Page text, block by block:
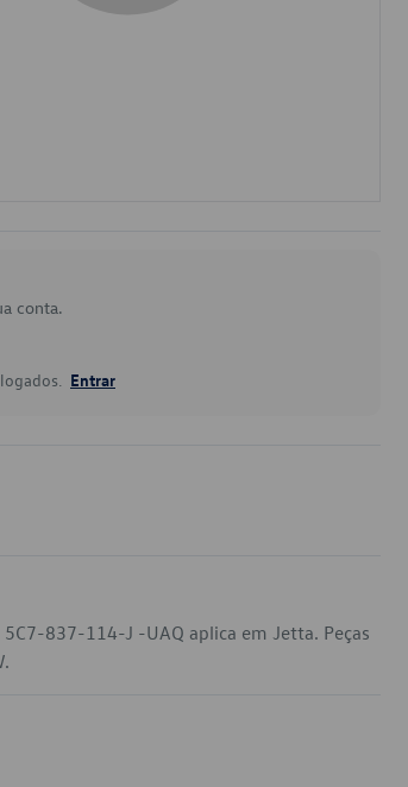
conta.
Entrar
837-114-J -UAQ aplica em Jetta. Peças